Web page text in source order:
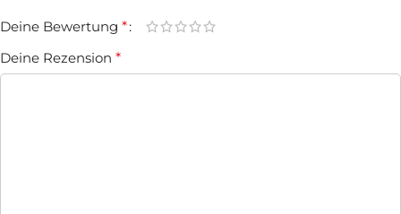
Deine Bewertung *
Deine Rezension *